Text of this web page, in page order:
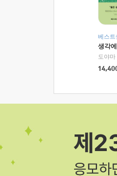
베스트
생각
도야마